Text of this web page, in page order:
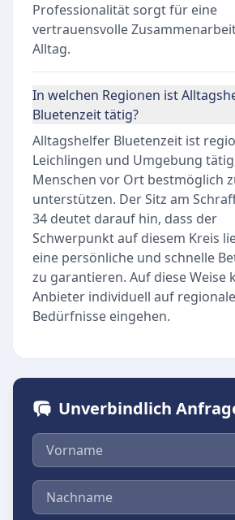
Professionalität sorgt für eine
vertrauensvolle
Alltag.
In welchen Regionen ist
Bluetenzeit tätig?
Alltagshelfer Bluetenzeit ist
Leichlingen und Umgebung
Menschen vor Ort bestmöglich
unterstützen. Der Sitz am
34 deutet darauf hin, dass der
Schwerpunkt auf diesem Kreis
eine persönliche und schnelle
zu garantieren. Auf diese Weise
Anbieter individuell auf regionale
Bedürfnisse eingehen.
Unverbindlich
Vorname
Nachname